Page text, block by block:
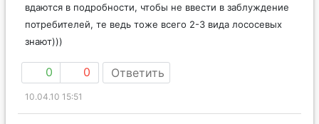
вдаются в подробности, чтобы не ввести в заблуждение
потребителей, те ведь тоже всего 2-3 вида лососевых
знают)))
0 0 Ответить
10.04.10 15:51